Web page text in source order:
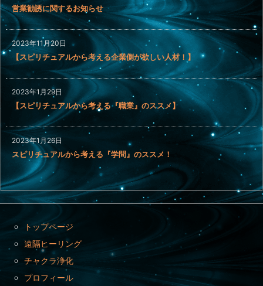
営業勧誘に関するお知らせ
2023年11月20日
【スピリチュアルから考える企業側が欲しい人材！】
2023年1月29日
【スピリチュアルから考える『職業』のススメ】
2023年1月26日
スピリチュアルから考える『学問』のススメ！
トップページ
遠隔ヒーリング
チャクラ浄化
プロフィール